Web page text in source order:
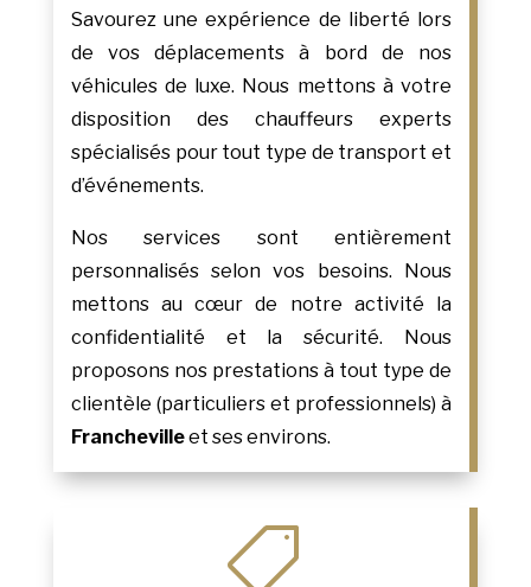
Savourez une expérience de liberté lors
de vos déplacements à bord de nos
véhicules de luxe. Nous mettons à votre
disposition des chauffeurs experts
spécialisés pour tout type de transport et
d’événements.
Nos services sont entièrement
personnalisés selon vos besoins. Nous
mettons au cœur de notre activité la
confidentialité et la sécurité. Nous
proposons nos prestations à tout type de
clientèle (particuliers et professionnels) à
Franchevilleet ses environs.
